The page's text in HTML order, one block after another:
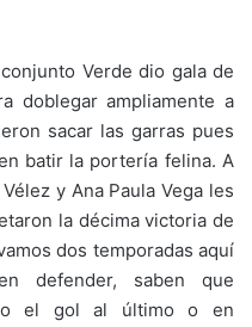
Verde dio gala de
doblegar ampliamente a
sacar las garras pues
batir la portería felina. A
y Ana Paula Vega les
la décima victoria de
dos temporadas aquí
defender, saben que
el gol al último o en